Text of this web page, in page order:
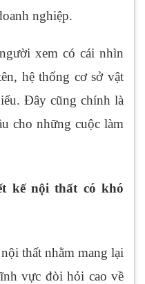
nghiệp.
xem có cái nhìn
hệ thống cơ sở vật
Đây cũng chính là
cho những cuộc làm
kế nội thất có khó
thất nhằm mang lại
vực đòi hỏi cao về